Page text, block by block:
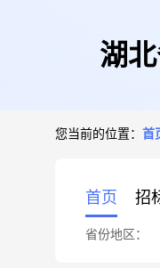
湖
您当前的位置： 首
首页 招
省份地区：